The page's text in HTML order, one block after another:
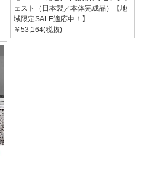
ェスト（日本製／本体完成品）【地
域限定SALE適応中！】
￥53,164(税抜)